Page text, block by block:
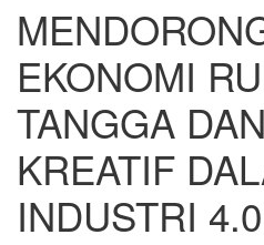
EKONOMI
TANGGA
KREATIF
INDUSTRI 4.0